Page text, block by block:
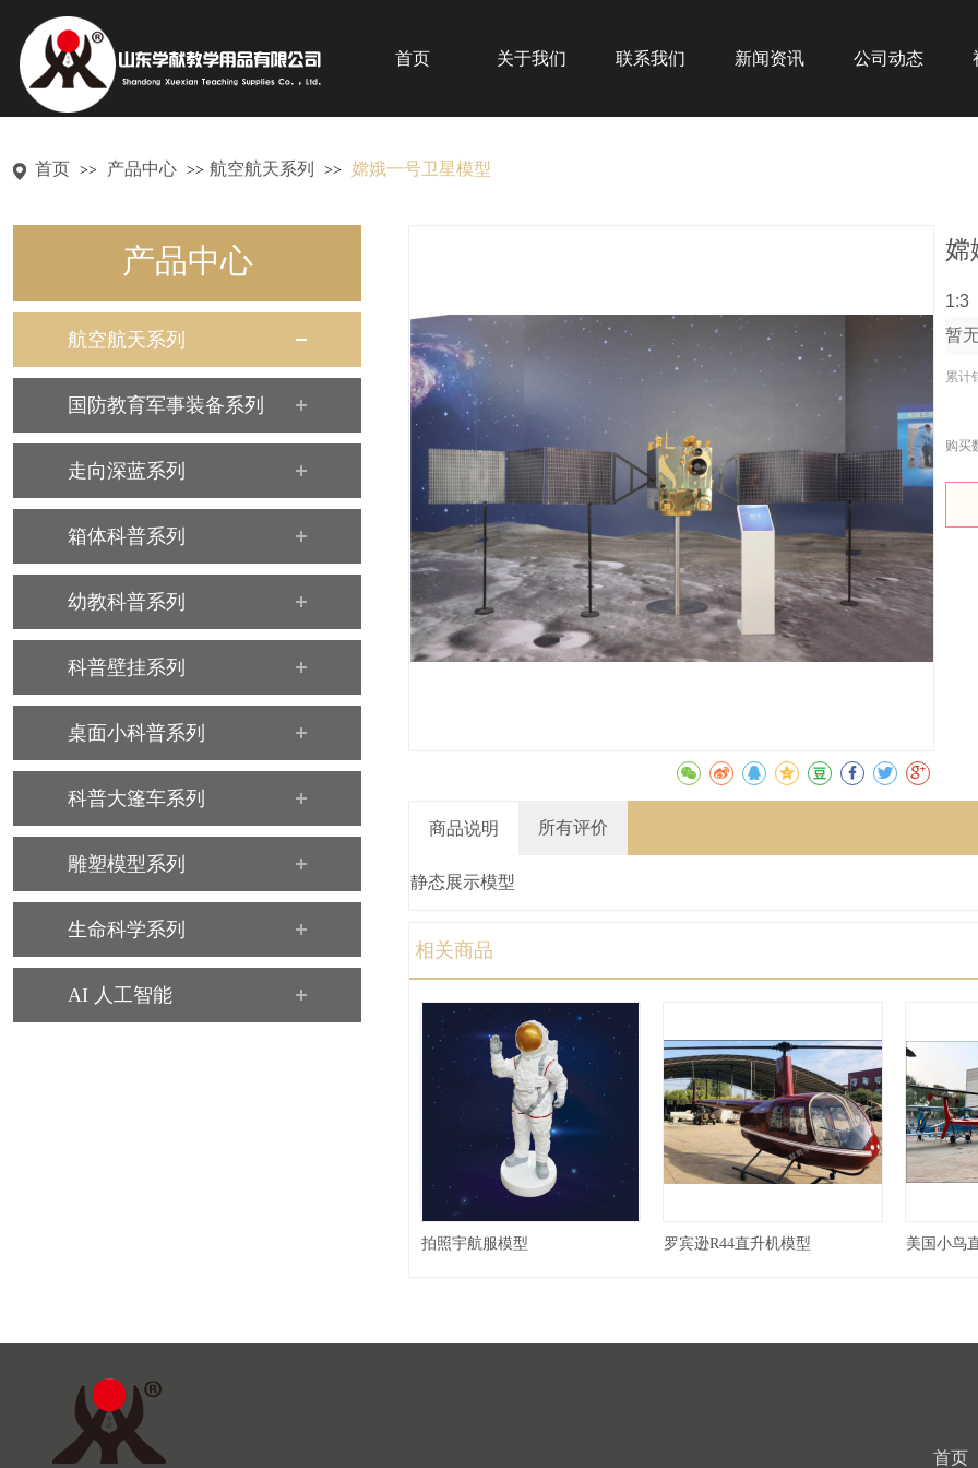
首页 关于我们 联系我们 新闻资讯 公司动态
首页 >> 产品中心 >> 航空航天系列 >> 嫦娥一号卫星模型
产品中心
航空航天系列
国防教育军事装备系列
走向深蓝系列
箱体科普系列
幼教科普系列
科普壁挂系列
桌面小科普系列
科普大篷车系列
雕塑模型系列
生命科学系列
AI 人工智能
嫦
1:3
暂
累计
购买
商品说明 所有评价
静态展示模型
相关商品
拍照宇航服模型 罗宾逊R44直升机模型 美国小鸟
首页